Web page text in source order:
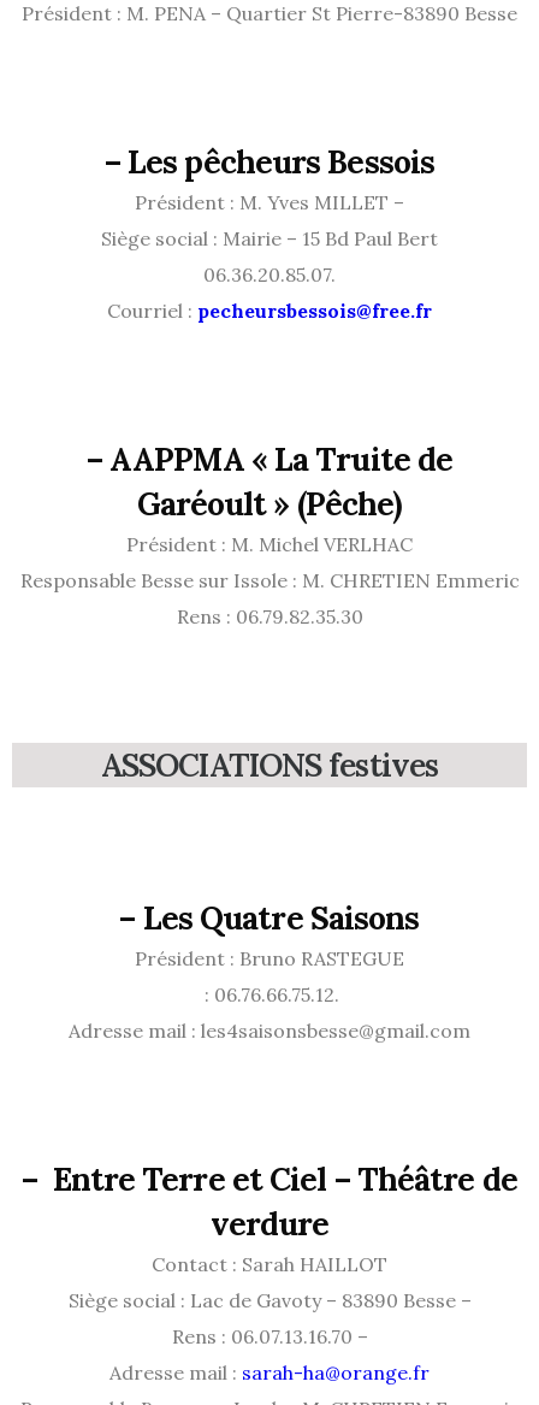
Président : M. PENA – Quartier St Pierre-83890 Besse
– Les pêcheurs Bessois
Président : M. Yves MILLET –
Siège social : Mairie – 15 Bd Paul Bert
06.36.20.85.07.
Courriel : pecheursbessois@free.fr
– AAPPMA « La Truite de
Garéoult » (Pêche)
Président : M. Michel VERLHAC
Responsable Besse sur Issole : M. CHRETIEN Emmeric
Rens : 06.79.82.35.30
ASSOCIATIONS festives
– Les Quatre Saisons
Président : Bruno RASTEGUE
: 06.76.66.75.12.
Adresse mail : les4saisonsbesse@gmail.com
– Entre Terre et Ciel – Théâtre de
verdure
Contact : Sarah HAILLOT
Siège social : Lac de Gavoty – 83890 Besse –
Rens : 06.07.13.16.70 –
Adresse mail : sarah-ha@orange.fr